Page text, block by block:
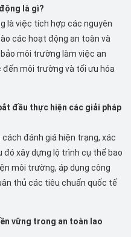
là gì?
là việc tích hợp các nguyên
các hoạt động an toàn và
môi trường làm việc an
môi trường và tối ưu hóa
đầu thực hiện các giải pháp
đánh giá hiện trạng, xác
xây dựng lộ trình cụ thể bao
môi trường, áp dụng công
thủ các tiêu chuẩn quốc tế
vững trong an toàn lao